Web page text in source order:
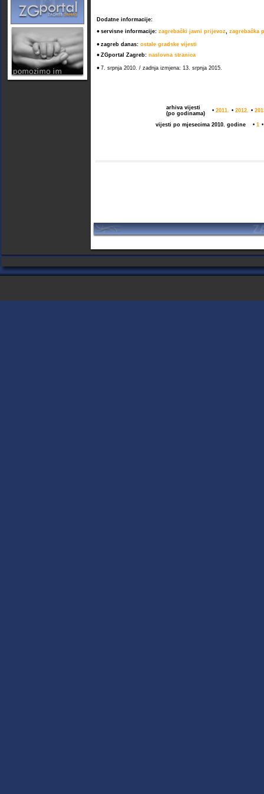
Dodatne informacije:
• servisne informacije: zagrebački javni prijevoz, zagrebačka
• zagreb danas: ostale gradske vijesti
• ZGportal Zagreb: naslovna stranica
• 7. srpnja 2010. / zadnja izmjena: 13. srpnja 2015.
arhiva vijesti
(po godinama)
• 2011. • 2012. •
vijesti po mjesecima 2010. godine • 1